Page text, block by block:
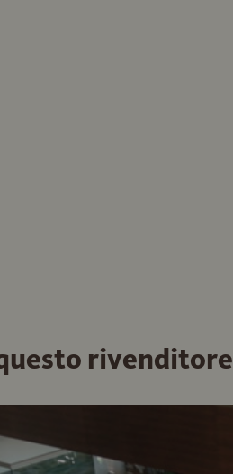
rivenditore